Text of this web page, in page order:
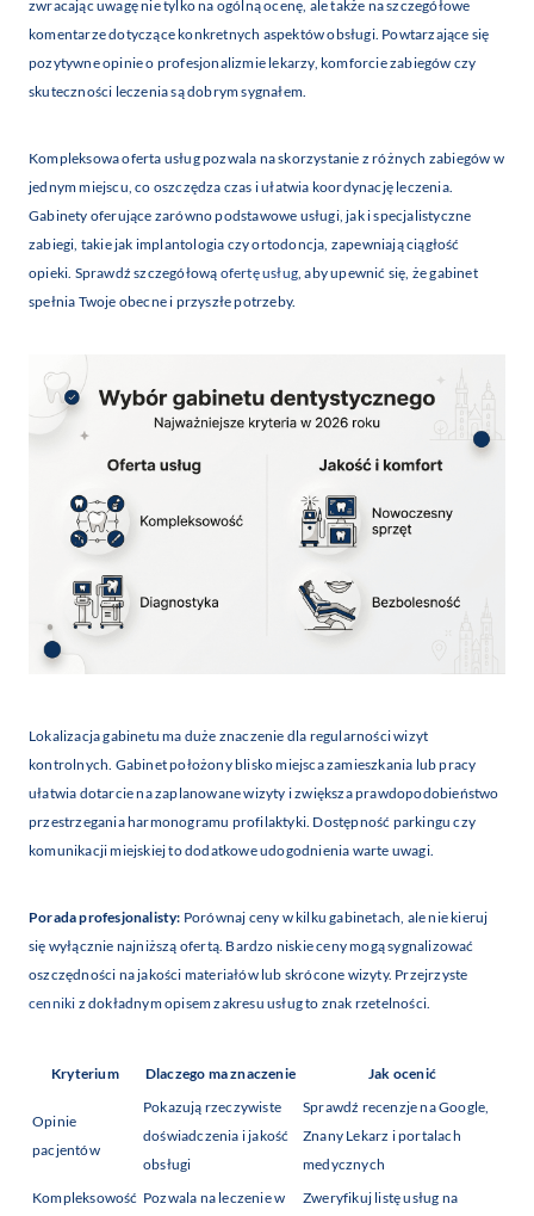
zwracając uwagę nie tylko na ogólną ocenę, ale także na szczegółowe
komentarze dotyczące konkretnych aspektów obsługi. Powtarzające się
pozytywne opinie o profesjonalizmie lekarzy, komforcie zabiegów czy
skuteczności leczenia są dobrym sygnałem.
Kompleksowa oferta usług pozwala na skorzystanie z różnych zabiegów w
jednym miejscu, co oszczędza czas i ułatwia koordynację leczenia.
Gabinety oferujące zarówno podstawowe usługi, jak i specjalistyczne
zabiegi, takie jak implantologia czy ortodoncja, zapewniają ciągłość
opieki. Sprawdź szczegółową ofertę usług, aby upewnić się, że gabinet
spełnia Twoje obecne i przyszłe potrzeby.
Lokalizacja gabinetu ma duże znaczenie dla regularności wizyt
kontrolnych. Gabinet położony blisko miejsca zamieszkania lub pracy
ułatwia dotarcie na zaplanowane wizyty i zwiększa prawdopodobieństwo
przestrzegania harmonogramu profilaktyki. Dostępność parkingu czy
komunikacji miejskiej to dodatkowe udogodnienia warte uwagi.
Porada profesjonalisty: Porównaj ceny w kilku gabinetach, ale nie kieruj
się wyłącznie najniższą ofertą. Bardzo niskie ceny mogą sygnalizować
oszczędności na jakości materiałów lub skrócone wizyty. Przejrzyste
cenniki z dokładnym opisem zakresu usług to znak rzetelności.
Kryterium Dlaczego ma znaczenie Jak ocenić
Opinie
pacjentów
Pokazują rzeczywiste
doświadczenia i jakość
obsługi
Sprawdź recenzje na Google,
Znany Lekarz i portalach
medycznych
Kompleksowość Pozwala na leczenie w
Zweryfikuj listę usług na